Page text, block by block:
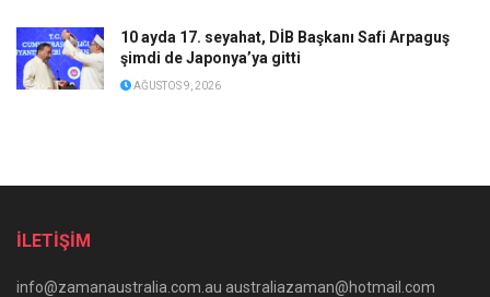
10 ayda 17. seyahat, DİB Başkanı Safi Arpaguş
şimdi de Japonya’ya gitti
AĞUSTOS 9, 2026
İLETİŞİM
info@zamanaustralia.com.au australiazaman@hotmail.com